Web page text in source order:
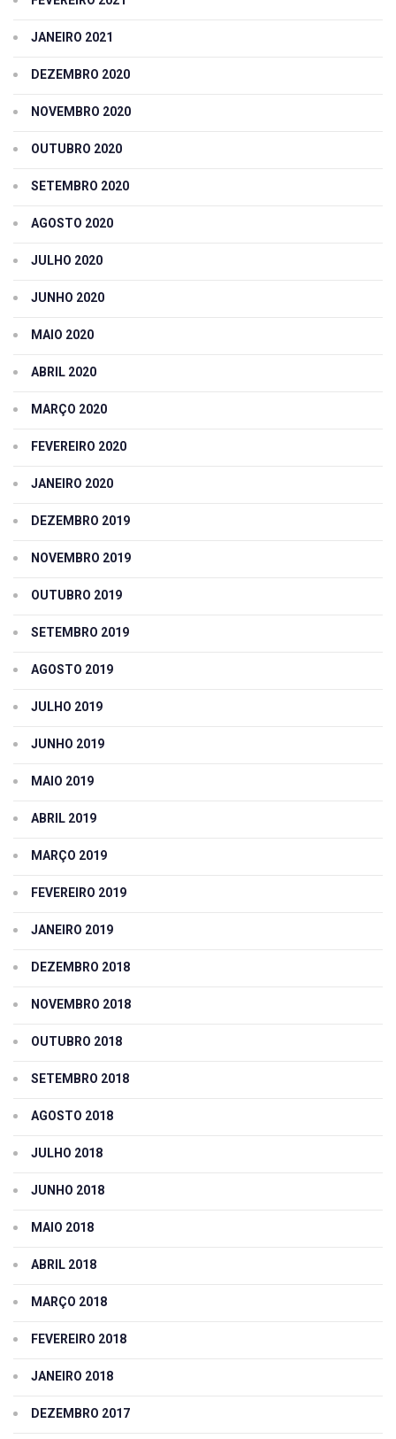
JANEIRO 2021
DEZEMBRO 2020
NOVEMBRO 2020
OUTUBRO 2020
SETEMBRO 2020
AGOSTO 2020
JULHO 2020
JUNHO 2020
MAIO 2020
ABRIL 2020
MARÇO 2020
FEVEREIRO 2020
JANEIRO 2020
DEZEMBRO 2019
NOVEMBRO 2019
OUTUBRO 2019
SETEMBRO 2019
AGOSTO 2019
JULHO 2019
JUNHO 2019
MAIO 2019
ABRIL 2019
MARÇO 2019
FEVEREIRO 2019
JANEIRO 2019
DEZEMBRO 2018
NOVEMBRO 2018
OUTUBRO 2018
SETEMBRO 2018
AGOSTO 2018
JULHO 2018
JUNHO 2018
MAIO 2018
ABRIL 2018
MARÇO 2018
FEVEREIRO 2018
JANEIRO 2018
DEZEMBRO 2017